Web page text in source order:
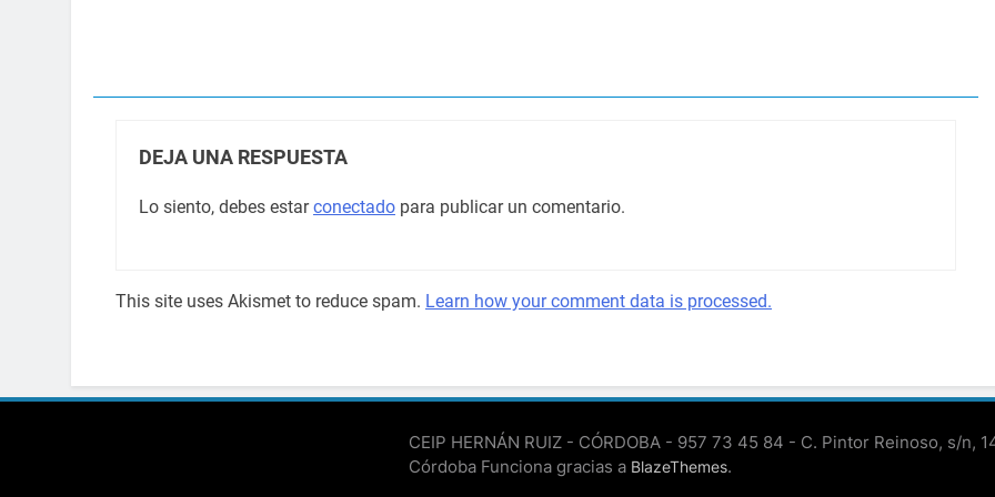
DEJA UNA RESPUESTA
Lo siento, debes estarconectado para publicar un comentario.
This site uses Akismet to reduce spam. Learn how your comment data is processed.
CEIP HERNÁN RUIZ - CÓRDOBA - 957 73 45 84 - C. Pintor Reinoso, s/n,
Córdoba Funciona gracias a BlazeThemes.